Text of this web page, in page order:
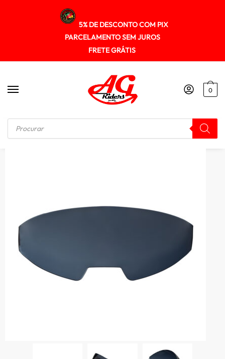
5% DE DESCONTO COM PIX
PARCELAMENTO SEM JUROS
FRETE GRÁTIS
0
Início / VSEIRAS / FORRO / REPOSIÇÃO Viseira Texx Interna Fume Mod. G2 (oculos De Sol)